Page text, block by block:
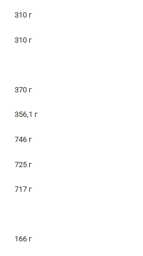
310 г
310 г
370 г
356,1 г
746 г
725 г
717 г
166 г